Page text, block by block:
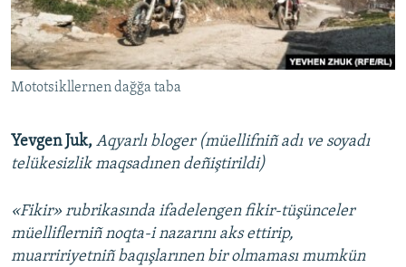
Mototsikllernen dağğa taba
Yevgen Juk, Aqyarlı bloger (müellifniñ adı ve soyadı
telükesizlik maqsadınen deñiştirildi)​
«Fikir» rubrikasında ifadelengen fikir-tüşünceler
müelliflerniñ noqta-i nazarını aks ettirip,
muarririyetniñ baqışlarınen bir olmaması mumkün